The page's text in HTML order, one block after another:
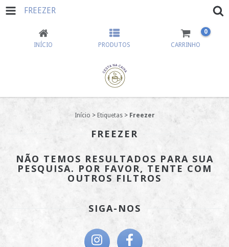
FREEZER
INÍCIO PRODUTOS CARRINHO
0
Início > Etiquetas > Freezer
FREEZER
NÃO TEMOS RESULTADOS PARA SUA
PESQUISA. POR FAVOR, TENTE COM
OUTROS FILTROS
SIGA-NOS